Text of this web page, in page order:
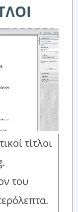
τίτλοι
του